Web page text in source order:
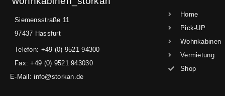
Siemensstraße 11
97437 Hassfurt
Telefon: +49 (0) 9521 94300
Fax: +49 (0) 9521 943030
E-Mail: info@storkan.de
Home
Pick-UP
Wohnkabinen
Vermietung
Shop